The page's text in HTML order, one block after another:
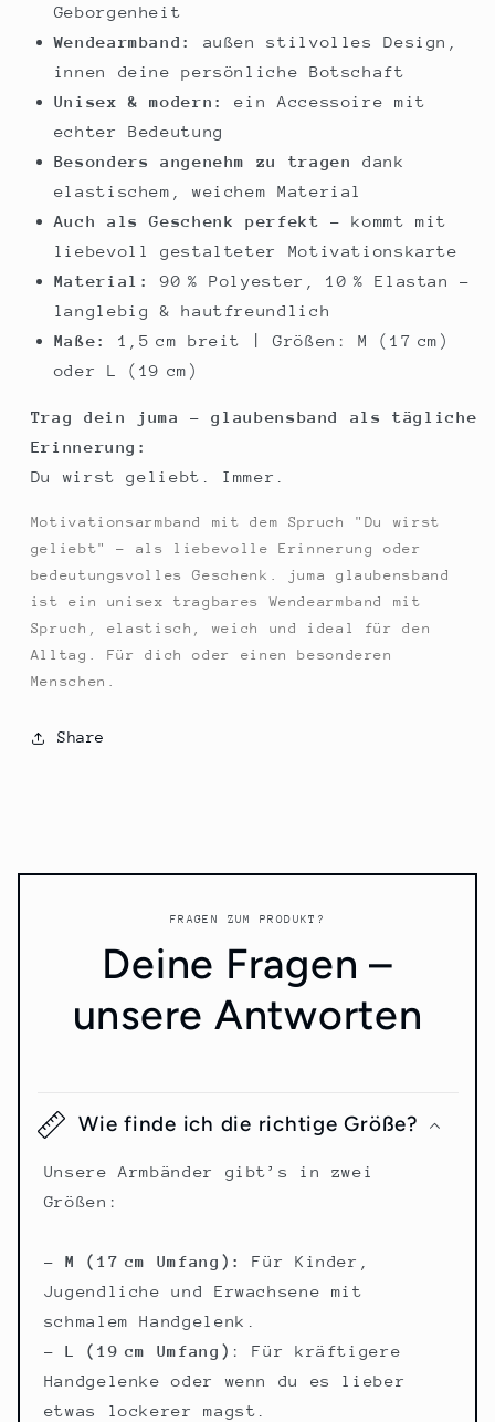
Geborgenheit
Wendearmband:
außen stilvolles Design,
innen deine persönliche Botschaft
Unisex & modern:
ein Accessoire mit
echter Bedeutung
Besonders angenehm zu tragen
dank
elastischem, weichem Material
Auch als Geschenk perfekt – kommt mit
liebevoll gestalteter Motivationskarte
Material:
90 % Polyester, 10 % Elastan –
langlebig & hautfreundlich
Maße:
1,5 cm breit | Größen: M (17 cm)
oder L (19 cm)
Trag dein juma – glaubensband als tägliche
Erinnerung:
Du wirst geliebt. Immer.
Motivationsarmband mit dem Spruch "Du wirst
geliebt" – als liebevolle Erinnerung oder
bedeutungsvolles Geschenk. juma glaubensband
ist ein unisex tragbares Wendearmband mit
Spruch, elastisch, weich und ideal für den
Alltag. Für dich oder einen besonderen
Menschen.
Share
FRAGEN ZUM PRODUKT?
Deine Fragen –
unsere Antworten
Wie finde ich die richtige Größe?
Unsere Armbänder gibt’s in zwei
Größen:
– M (17 cm Umfang):Für Kinder,
Jugendliche und Erwachsene mit
schmalem Handgelenk.
– L (19 cm Umfang) : Für kräftigere
Handgelenke oder wenn du es lieber
etwas lockerer magst.